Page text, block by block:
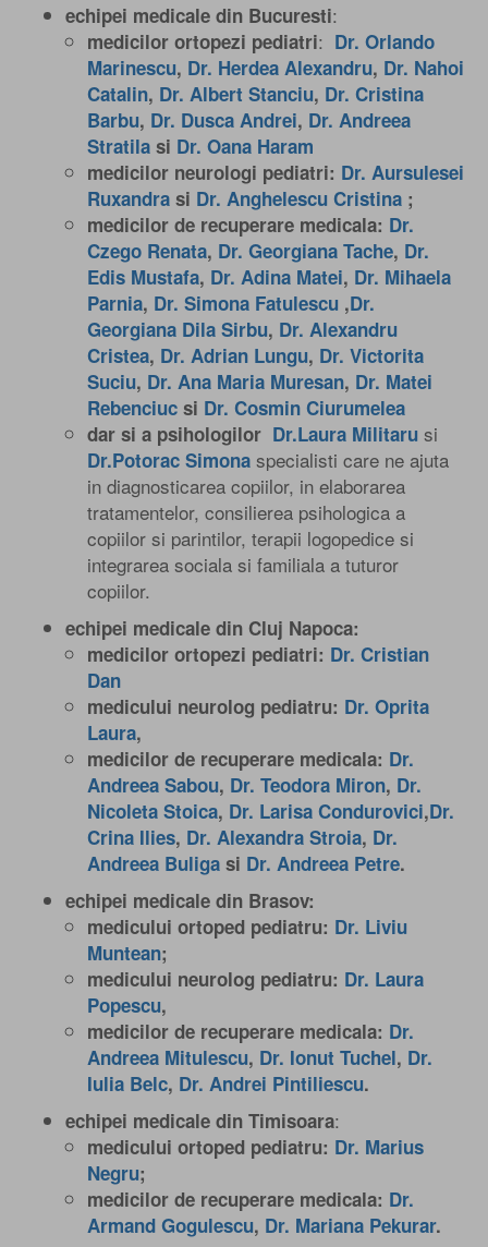
echipei medicale din Bucuresti:
medicilor ortopezi pediatri: Dr. Orlando
Marinescu, Dr. Herdea Alexandru, Dr. Nahoi
Catalin, Dr. Albert Stanciu, Dr. Cristina
Barbu, Dr. Dusca Andrei, Dr. Andreea
Stratila si Dr. Oana Haram
medicilor neurologi pediatri: Dr. Aursulesei
Ruxandra si Dr. Anghelescu Cristina ;
medicilor de recuperare medicala: Dr.
Czego Renata, Dr. Georgiana Tache, Dr.
Edis Mustafa, Dr. Adina Matei, Dr. Mihaela
Parnia, Dr. Simona Fatulescu ,Dr.
Georgiana Dila Sirbu, Dr. Alexandru
Cristea, Dr. Adrian Lungu, Dr. Victorita
Suciu, Dr. Ana Maria Muresan, Dr. Matei
Rebenciuc si Dr. Cosmin Ciurumelea
dar si a psihologilor Dr.Laura Militaru si
Dr.Potorac Simona specialisti care ne ajuta
in diagnosticarea copiilor, in elaborarea
tratamentelor, consilierea psihologica a
copiilor si parintilor, terapii logopedice si
integrarea sociala si familiala a tuturor
copiilor.
echipei medicale din Cluj Napoca:
medicilor ortopezi pediatri: Dr. Cristian
Dan
medicului neurolog pediatru: Dr. Oprita
Laura,
medicilor de recuperare medicala: Dr.
Andreea Sabou, Dr. Teodora Miron, Dr.
Nicoleta Stoica, Dr. Larisa Condurovici,Dr.
Crina Ilies, Dr. Alexandra Stroia, Dr.
Andreea Buliga si Dr. Andreea Petre.
echipei medicale din Brasov:
medicului ortoped pediatru: Dr. Liviu
Muntean;
medicului neurolog pediatru: Dr. Laura
Popescu,
medicilor de recuperare medicala: Dr.
Andreea Mitulescu, Dr. Ionut Tuchel, Dr.
Iulia Belc, Dr. Andrei Pintiliescu.
echipei medicale din Timisoara:
medicului ortoped pediatru: Dr. Marius
Negru;
medicilor de recuperare medicala: Dr.
Armand Gogulescu, Dr. Mariana Pekurar.